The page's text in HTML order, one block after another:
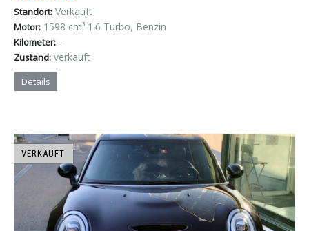
Standort: Verkauft
Motor: 1598 cm³ 1.6 Turbo, Benzin
Kilometer: -
Zustand: verkauft
Details
VERKAUFT